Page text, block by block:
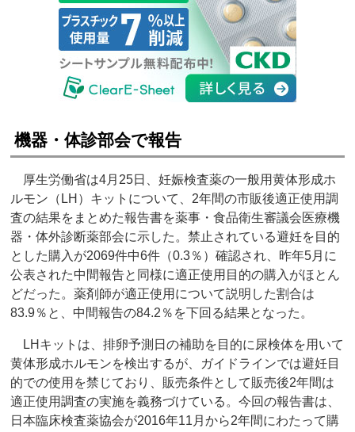
機器・体診部会で報告
厚生労働省は4月25日、妊娠検査薬の一般用黄体形成ホ
ルモン（LH）キットについて、2年間の市販後適正使用調
査の結果をまとめた報告書を薬事・食品衛生審議会医療機
器・体外診断薬部会に示した。禁止されている避妊を目的
とした購入が2069件中6件（0.3％）確認され、昨年5月に
公表された中間報告と同様に適正使用目的の購入がほとん
どだった。薬剤師が適正使用について説明した割合は
83.9％と、中間報告の84.2％を下回る結果となった。
LHキットは、排卵予測日の補助を目的に尿検体を用いて
黄体形成ホルモンを検出するが、ガイドラインでは避妊目
的での使用を禁じており、販売条件として販売後2年間は
適正使用調査の実施を義務づけている。今回の報告書は、
日本臨床検査薬協会が2016年11月から2年間にわたって購